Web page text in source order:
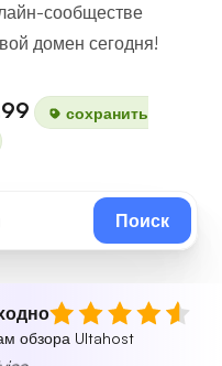
сообществе
домен сегодня!
сохранить
Поиск
обзора Ultahost